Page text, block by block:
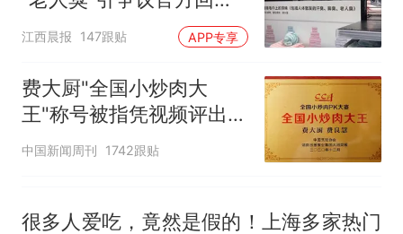
应：统一上报反馈，门店
江西晨报 147跟贴 APP专享
费大厨"全国小炒肉大
王"称号被指凭视频评出
官方回应
中国新闻周刊 1742跟贴
很多人爱吃，竟然是假的！上海多家热门